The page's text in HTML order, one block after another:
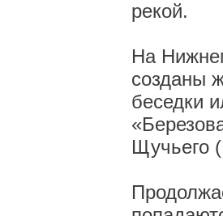
рекой.
На
созданы
беседки
Щучьего